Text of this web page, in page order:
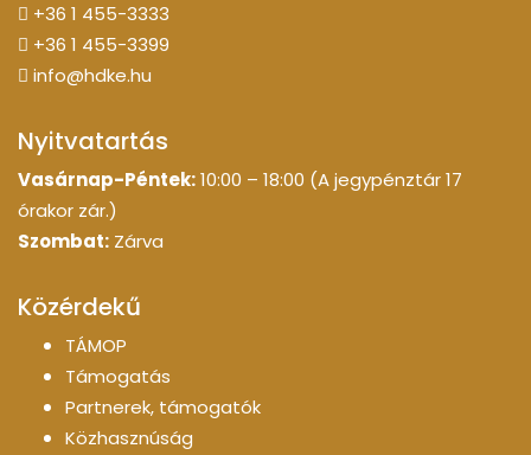
+36 1 455-3333
+36 1 455-3399
info@hdke.hu
Nyitvatartás
Vasárnap-Péntek:10:00 – 18:00 (A jegypénztár 17
órakor zár.)
Szombat: Zárva
Közérdekű
TÁMOP
Támogatás
Partnerek, támogatók
Közhasznúság